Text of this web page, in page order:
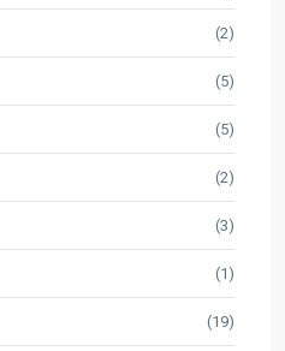
(2)
(5)
(5)
(2)
(3)
(1)
(19)